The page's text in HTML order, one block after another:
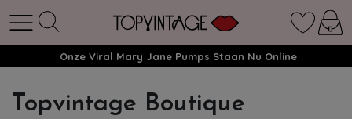
Onze Viral Mary Jane Pumps Staan Nu Online
Topvintage Boutique